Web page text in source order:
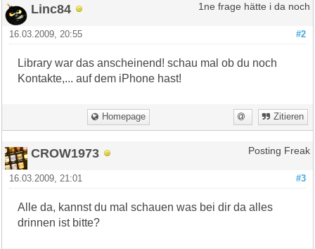
Linc84 1ne frage hätte i da noch
#2
16.03.2009, 20:55
Library war das anscheinend! schau mal ob du noch
Kontakte,... auf dem iPhone hast!
Homepage Zitieren
CROW1973 Posting Freak
#3
16.03.2009, 21:01
Alle da, kannst du mal schauen was bei dir da alles
drinnen ist bitte?